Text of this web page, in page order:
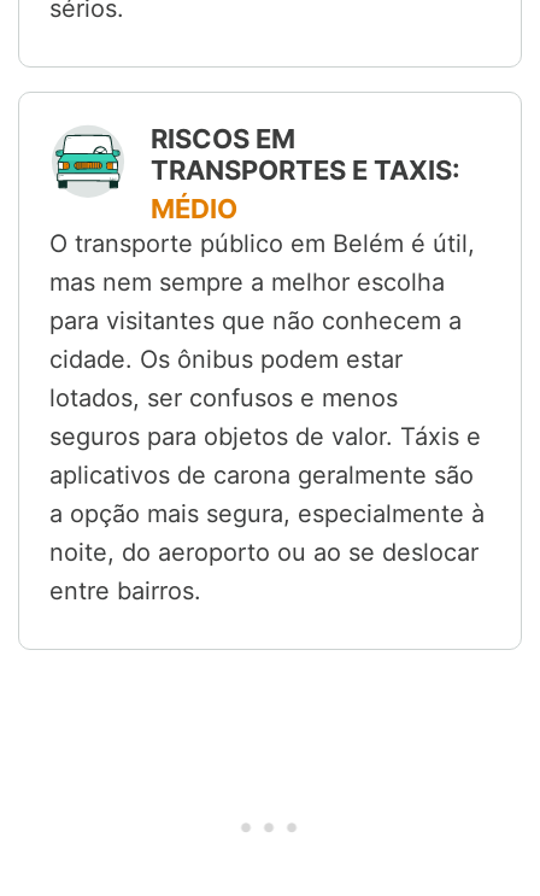
sérios.
RISCOS EM
TRANSPORTES E TAXIS:
MÉDIO
O transporte público em Belém é útil,
mas nem sempre a melhor escolha
para visitantes que não conhecem a
cidade. Os ônibus podem estar
lotados, ser confusos e menos
seguros para objetos de valor. Táxis e
aplicativos de carona geralmente são
a opção mais segura, especialmente à
noite, do aeroporto ou ao se deslocar
entre bairros.